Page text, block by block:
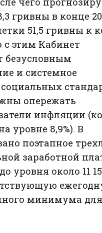
гривны в конце
51,5 гривны к
с этим Кабинет
безусловным
и системное
опережать
инфляции
уровне 8,9%). В
поэтапное
заработной
уровня около 11
минимума для